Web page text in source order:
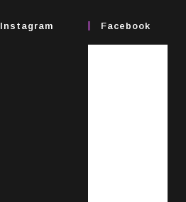
Instagram Facebook